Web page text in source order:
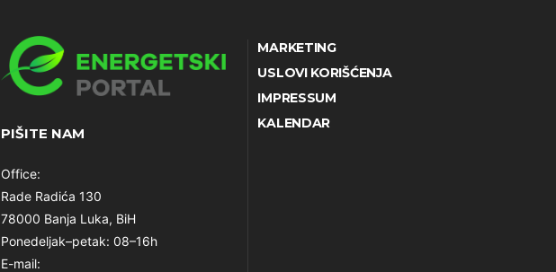
PIŠITE NAM
Office:
Rade Radića 130
78000 Banja Luka, BiH
Ponedeljak–petak: 08–16h
E-mail:
MARKETING
USLOVI KORIŠĆENJA
IMPRESSUM
KALENDAR